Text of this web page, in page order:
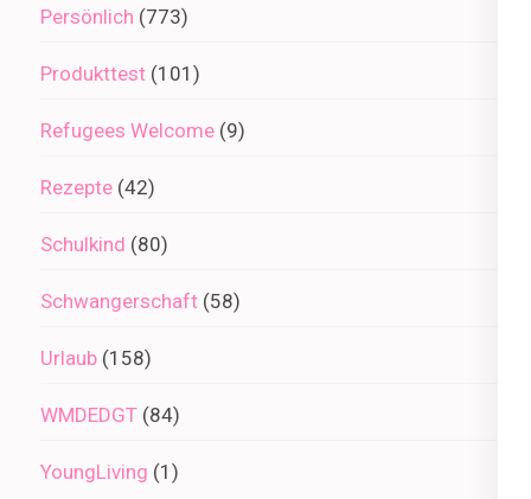
Persönlich (773)
Produkttest (101)
Refugees Welcome (9)
Rezepte (42)
Schulkind (80)
Schwangerschaft (58)
Urlaub (158)
WMDEDGT (84)
YoungLiving (1)